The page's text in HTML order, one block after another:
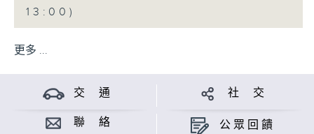
13:00)
更多 ...
交 通 社 交
聯 絡 公眾回饋